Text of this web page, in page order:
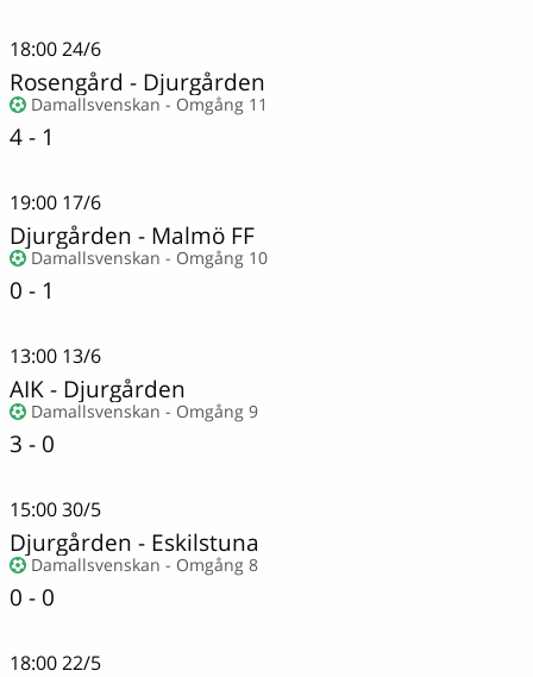
18:0024/6
Rosengård - Djurgården
Damallsvenskan - Omgång 11
4 - 1
19:00 17/6
Djurgården - Malmö FF
Damallsvenskan - Omgång 10
0 - 1
13:00 13/6
AIK- Djurgården
Damallsvenskan - Omgång 9
3 - 0
15:0030/5
Djurgården - Eskilstuna
Damallsvenskan - Omgång 8
0 - 0
18:0022/5